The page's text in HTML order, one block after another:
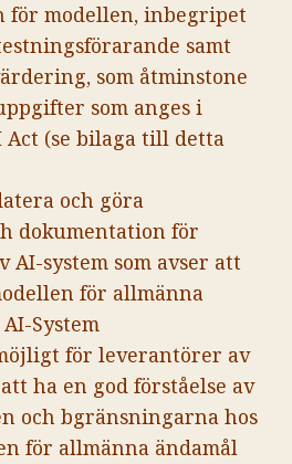
för modellen, inbegripet
samt
som åtminstone
som anges i
(se bilaga till detta
och göra
dokumentation för
AI-system som avser att
för allmänna
System
för leverantörer av
ha en god förståelse av
och bgränsningarna hos
för allmänna ändamål